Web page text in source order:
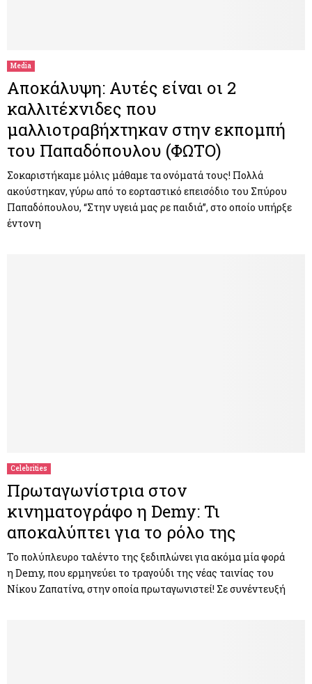
Media
Αποκάλυψη: Αυτές είναι οι 2
καλλιτέχνιδες που
μαλλιοτραβήχτηκαν στην εκπομπή
του Παπαδόπουλου (ΦΩΤΟ)
Σοκαριστήκαμε μόλις μάθαμε τα ονόματά τους! Πολλά
ακούστηκαν, γύρω από το εορταστικό επεισόδιο του Σπύρου
Παπαδόπουλου, “Στην υγειά μας ρε παιδιά”, στο οποίο υπήρξε
έντονη
Celebrities
Πρωταγωνίστρια στον
κινηματογράφο η Demy: Τι
αποκαλύπτει για το ρόλο της
Το πολύπλευρο ταλέντο της ξεδιπλώνει για ακόμα μία φορά
η Demy, που ερμηνεύει το τραγούδι της νέας ταινίας του
Νίκου Ζαπατίνα, στην οποία πρωταγωνιστεί! Σε συνέντευξή